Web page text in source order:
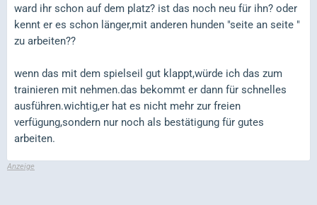
ward ihr schon auf dem platz? ist das noch neu für ihn? oder
kennt er es schon länger,mit anderen hunden "seite an seite "
zu arbeiten??
wenn das mit dem spielseil gut klappt,würde ich das zum
trainieren mit nehmen.das bekommt er dann für schnelles
ausführen.wichtig,er hat es nicht mehr zur freien
verfügung,sondern nur noch als bestätigung für gutes
arbeiten.